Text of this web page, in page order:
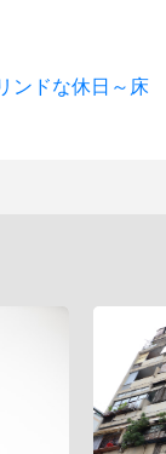
ンドな休日～床